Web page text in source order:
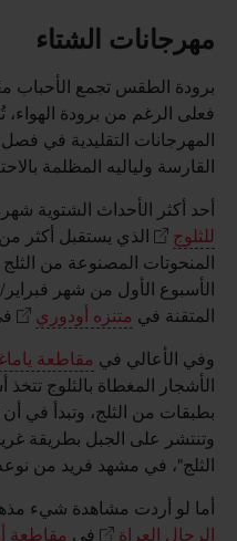
مهرجانات الشتاء
برودة الطقس تجمع
فعلى الرغم من برودة
المهرجانات التقليدية في
القارسة ولياليه المظلمة
أحد أكثر الأحداث الشتوية
للثلوج
الذي يستقبل أكثر
المنحوتات المصنوعة من
الأسبوع الأول من شهر
المتقنة في متنزه أودوري
وفي الأعالي في مقاطعة
الأشجار المغطاة بالثلوج
بطبقات من الثلج، وتبدأ في
وتنتشر على الجبل بطريقة
الثلج"، في مشهد فريد من
أما لو أردت مشاهدة شيء
الرجال العراة
في مقاطعة